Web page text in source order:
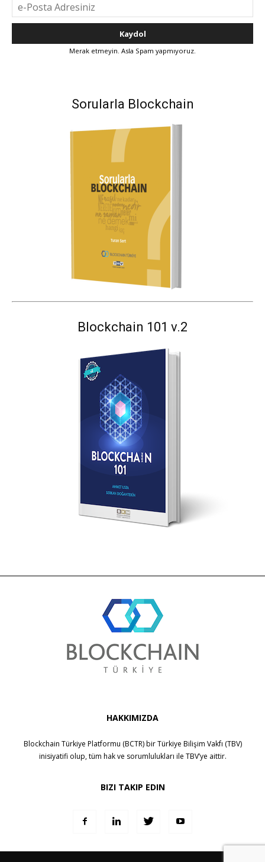
Merak etmeyin. Asla Spam yapmıyoruz.
Sorularla Blockchain
Blockchain 101 v.2
HAKKIMIZDA
Blockchain Türkiye Platformu (BCTR) birTürkiye Bilişim Vakfı (TBV)
inisiyatifi olup, tüm hak ve sorumlulukları ile TBV’ye aittir.
BIZI TAKIP EDIN